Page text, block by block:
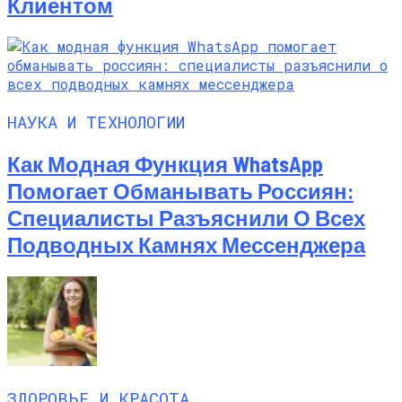
Клиентом
НАУКА И ТЕХНОЛОГИИ
Как Модная Функция WhatsApp
Помогает Обманывать Россиян:
Специалисты Разъяснили О Всех
Подводных Камнях Мессенджера